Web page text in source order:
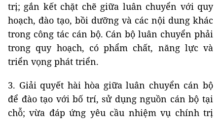
trị; gắn kết chặt chẽ giữa luân chuyển với quy
hoạch, đào tạo, bồi dưỡng và các nội dung khác
trong công tác cán bộ. Cán bộ luân chuyển phải
trong quy hoạch, có phẩm chất, năng lực và
triển vọng phát triển.
3. Giải quyết hài hòa giữa luân chuyển cán bộ
để đào tạo với bố trí, sử dụng nguồn cán bộ tại
chỗ; vừa đáp ứng yêu cầu nhiệm vụ chính trị